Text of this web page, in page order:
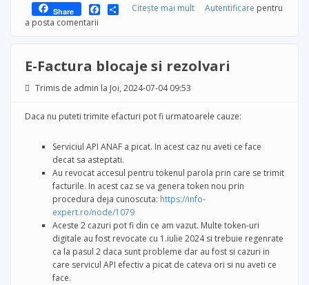
Share Facebook
Share
Citește mai mult
despre Indemnizatia de
Autentificare pentru
a posta comentarii
E-Factura blocaje si rezolvari
Trimis de admin la Joi, 2024-07-04 09:53
Daca nu puteti trimite efacturi pot fi urmatoarele cauze:
Serviciul API ANAF a picat. In acest caz nu aveti ce face
decat sa asteptati.
Au revocat accesul pentru tokenul parola prin care se trimit
facturile. In acest caz se va genera token nou prin
procedura deja cunoscuta: https://info-
expert.ro/node/1079
Aceste 2 cazuri pot fi din ce am vazut. Multe token-uri
digitale au fost revocate cu 1.iulie 2024 si trebuie regenrate
ca la pasul 2 daca sunt probleme dar au fost si cazuri in
care servicul API efectiv a picat de cateva ori si nu aveti ce
face.